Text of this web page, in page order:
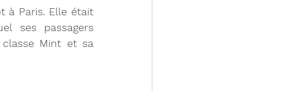
à Paris. Elle était
ses passagers
Mint et sa